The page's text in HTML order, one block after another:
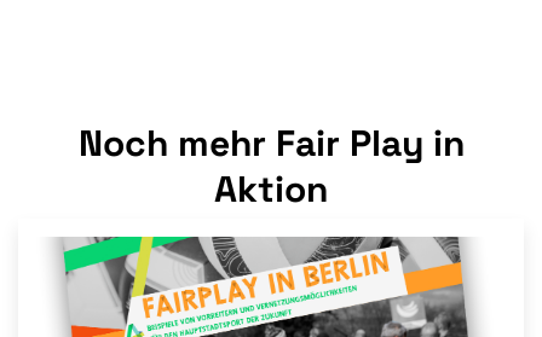
Noch mehr Fair Play in
Aktion